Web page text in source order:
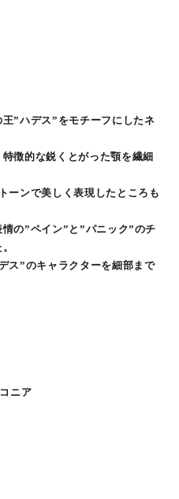
王”ハデス”をモチーフにしたネ
徴的な鋭くとがった顎を繊細
ーンで美しく表現したところも
の”ペイン”と”パニック”のチ
ス”のキャラクターを細部まで
ニア